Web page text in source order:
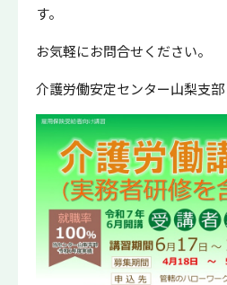
す。
お気軽にお問合せください。
介護労働安定センター山梨支